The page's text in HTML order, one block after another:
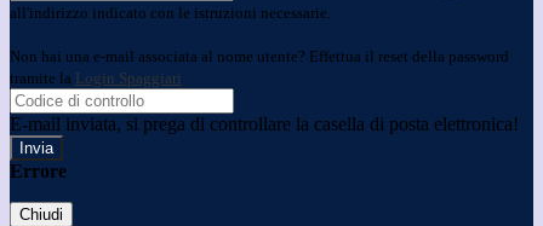
all'indirizzo indicato con le istruzioni necessarie.
Non hai una e-mail associata al nome utente? Effettua il reset della password
tramite la Login Spaggiari
E-mail inviata, si prega di controllare la casella di posta elettronica!
Errore
Chiudi